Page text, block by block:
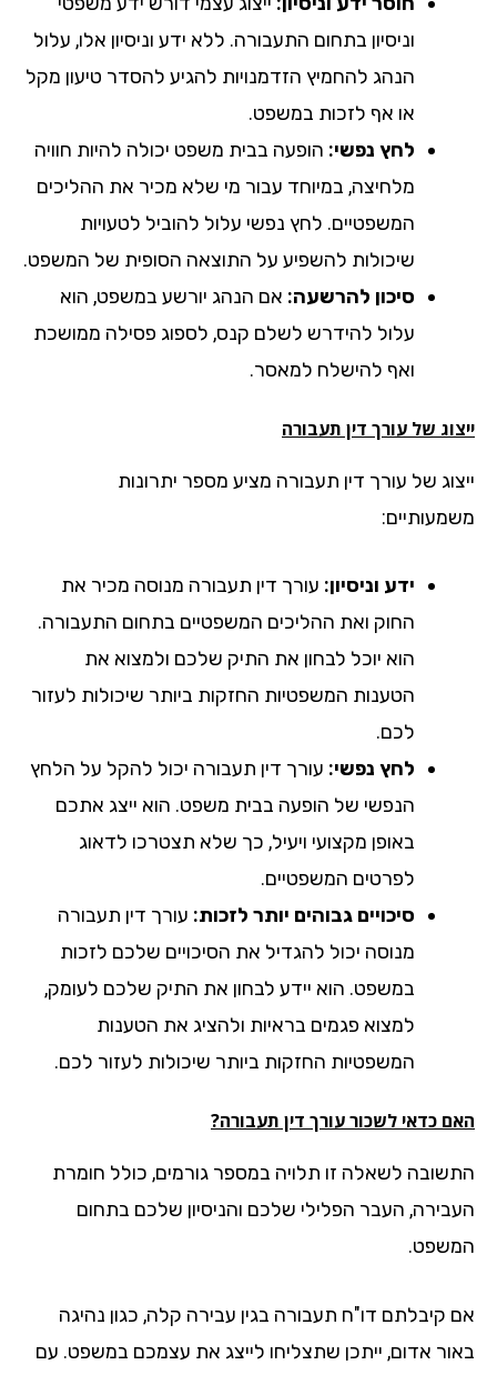
וניסיון בתחום התעבורה. ללא ידע וניסיון אלו, עלול
הנהג להחמיץ הזדמנויות להגיע להסדר טיעון מקל
או אף לזכות במשפט.
לחץ נפשי:הופעה בבית משפט יכולה להיות חוויה
מלחיצה, במיוחד עבור מי שלא מכיר את ההליכים
המשפטיים. לחץ נפשי עלול להוביל לטעויות
שיכולות להשפיע על התוצאה הסופית של המשפט.
סיכון להרשעה:אם הנהג יורשע במשפט, הוא
עלול להידרש לשלם קנס, לספוג פסילה ממושכת
ואף להישלח למאסר.
של עורך דין תעבורה
של עורך דין תעבורה מציע מספר יתרונות
ידע וניסיון:עורך דין תעבורה מנוסה מכיר את
החוק ואת ההליכים המשפטיים בתחום התעבורה.
הוא יוכל לבחון את התיק שלכם ולמצוא את
הטענות המשפטיות החזקות ביותר שיכולות לעזור
לחץ נפשי:עורך דין תעבורה יכול להקל על הלחץ
הנפשי של הופעה בבית משפט. הוא ייצג אתכם
באופן מקצועי ויעיל, כך שלא תצטרכו לדאוג
לפרטים המשפטיים.
סיכויים גבוהים יותר לזכות:עורך דין תעבורה
מנוסה יכול להגדיל את הסיכויים שלכם לזכות
במשפט. הוא יידע לבחון את התיק שלכם לעומק,
למצוא פגמים בראיות ולהציג את הטענות
המשפטיות החזקות ביותר שיכולות לעזור לכם.
כדאי לשכור עורך דין תעבורה?
לשאלה זו תלויה במספר גורמים, כולל חומרת
העבר הפלילי שלכם והניסיון שלכם בתחום
קיבלתם דו"ח תעבורה בגין עבירה קלה, כגון נהיגה
אדום, ייתכן שתצליחו לייצג את עצמכם במשפט. עם